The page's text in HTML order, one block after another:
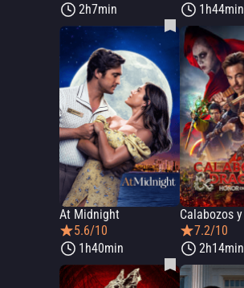
2h7min
1h44min
At Midnight
5.6/10
1h40min
7.2/10
2h14min